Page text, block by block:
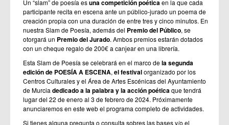
Un “slam” de poesía esuna competición poéticaen la que cada
participante recita en escena ante un público-jurado un poema de
creación propia con una duración de entre tres y cinco minutos. En
nuestra Slam de Poesía, además del Premio del Público, se
otorgará un Premio del Jurado. Ambos premios estarán dotados
con un cheque regalo de 200€ a canjear en una librería.
Esta Slam de Poesía se celebrará en el marco dela segunda
edición de POESÍA A ESCENA, el festivalorganizado por los
Centros Culturales y el Área de Artes Escénicas del Ayuntamiento
de Murcia dedicado a la palabra y la acción poéticaque tendrá
lugar del 22 de enero al 3 de febrero de 2024. Próximamente
anunciaremos en este web el programa completo de actividades.
Si tienes alguna pregunta o consulta sobres las bases y/o el